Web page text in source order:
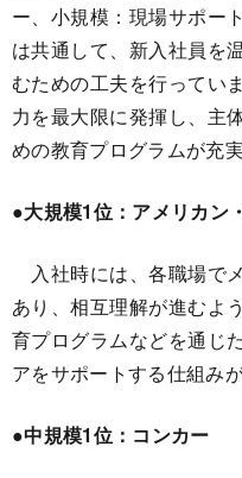
ー、小規模：現場サポー
は共通して、新入社員を
むための工夫を行ってい
力を最大限に発揮し、主
めの教育プログラムが充
●大規模1位：アメリカン
入社時には、各職場で
あり、相互理解が進むよ
育プログラムなどを通じ
アをサポートする仕組み
●中規模1位：コンカー